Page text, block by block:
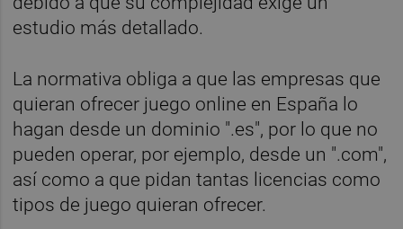
estudio más detallado.
La normativa obliga a que las empresas que
quieran ofrecer juego online en España lo
hagan desde un dominio ".es", por lo que no
pueden operar, por ejemplo, desde un ".com",
así como a que pidan tantas licencias como
tipos de juego quieran ofrecer.